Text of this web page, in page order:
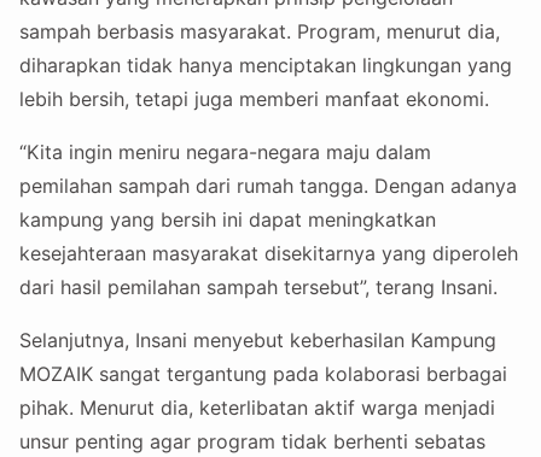
sampah berbasis masyarakat. Program, menurut dia,
diharapkan tidak hanya menciptakan lingkungan yang
lebih bersih, tetapi juga memberi manfaat ekonomi.
“Kita ingin meniru negara-negara maju dalam
pemilahan sampah dari rumah tangga. Dengan adanya
kampung yang bersih ini dapat meningkatkan
kesejahteraan masyarakat disekitarnya yang diperoleh
dari hasil pemilahan sampah tersebut”, terang Insani.
Selanjutnya, Insani menyebut keberhasilan Kampung
MOZAIK sangat tergantung pada kolaborasi berbagai
pihak. Menurut dia, keterlibatan aktif warga menjadi
unsur penting agar program tidak berhenti sebatas